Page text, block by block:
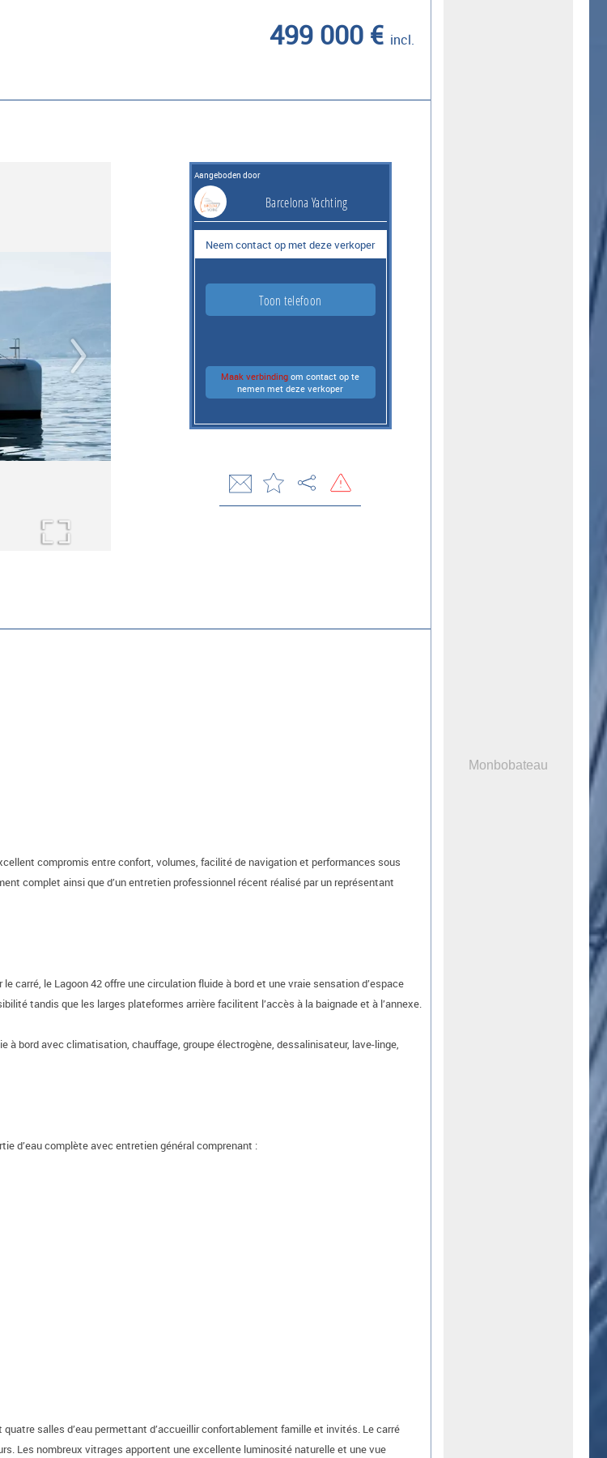
499 000 € incl.
Aangeboden door
Barcelona Yachting
Neem contact op met deze verkoper
Toon telefoon
Maak verbinding om contact op te
nemen met deze verkoper
compromis entre confort, volumes, facilité de navigation et performances sous
complet ainsi que d’un entretien professionnel récent réalisé par un représentant
carré, le Lagoon 42 offre une circulation fluide à bord et une vraie sensation d’espace
tandis que les larges plateformes arrière facilitent l’accès à la baignade et à l’annexe.
à bord avec climatisation, chauffage, groupe électrogène, dessalinisateur, lave-linge,
d’eau complète avec entretien général comprenant :
salles d’eau permettant d’accueillir confortablement famille et invités. Le carré
Les nombreux vitrages apportent une excellente luminosité naturelle et une vue
Monbobateau